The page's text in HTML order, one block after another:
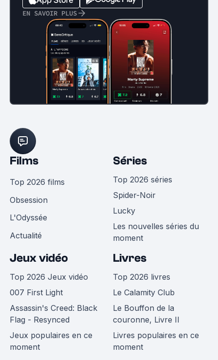
EN SAVOIR PLUS
Films
Top 2026 films
Obsession
L'Odyssée
Actualité
Séries
Top 2026 séries
Spider-Noir
Lucky
Les nouvelles séries du
moment
Jeux vidéo
Top 2026 Jeux vidéo
007 First Light
Assassin's Creed: Black
Flag - Resynced
Jeux populaires en ce
moment
Livres
Top 2026 livres
Le Calamity Club
Le Bouffon de la
couronne, Livre II
Livres populaires en ce
moment